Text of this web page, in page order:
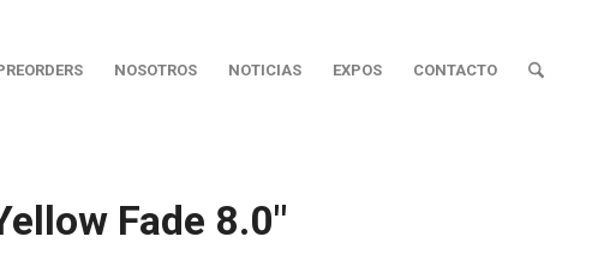
NOSOTROS NOTICIAS EXPOS CONTACTO
Fade 8.0″